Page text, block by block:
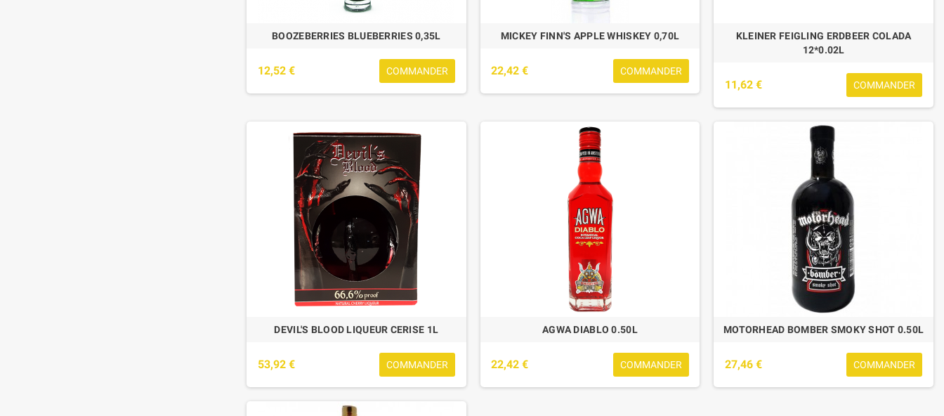
BOOZEBERRIES BLUEBERRIES 0,35L
12,52 € COMMANDER
MICKEY FINN'S APPLE WHISKEY 0,70L
22,42 € COMMANDER
KLEINER FEIGLING ERDBEER COLADA
12*0.02L
11,62 € COMMANDER
DEVIL'S BLOOD LIQUEUR CERISE 1L
53,92 € COMMANDER
AGWA DIABLO 0.50L
22,42 € COMMANDER
MOTORHEAD BOMBER SMOKY SHOT 0.50L
27,46 € COMMANDER